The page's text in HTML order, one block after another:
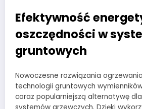
Efektywność
oszczędności w
gruntowych
Nowoczesne rozwiązania
technologii gruntowych
coraz popularniejszą alternatywę